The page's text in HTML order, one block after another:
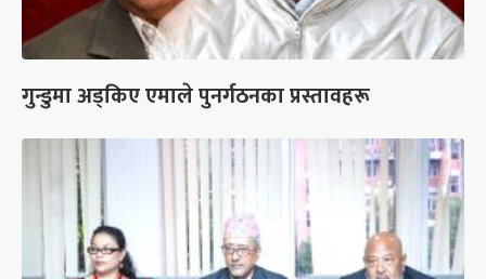
गुन्डुमा अड्किए एमाले पुनर्गठनका प्रस्तावहरू